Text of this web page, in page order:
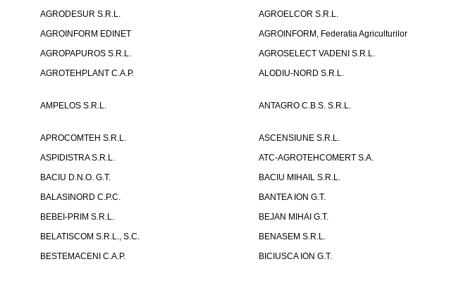
AGRODESUR S.R.L.
AGROELCOR S.R.L.
AGROINFORM EDINET
AGROINFORM, Federatia Agriculturilor
AGROPAPUROS S.R.L.
AGROSELECT VADENI S.R.L.
AGROTEHPLANT C.A.P.
ALODIU-NORD S.R.L.
AMPELOS S.R.L.
ANTAGRO C.B.S. S.R.L.
APROCOMTEH S.R.L.
ASCENSIUNE S.R.L.
ASPIDISTRA S.R.L.
ATC-AGROTEHCOMERT S.A.
BACIU D.N.O. G.T.
BACIU MIHAIL S.R.L.
BALASINORD C.P.C.
BANTEA ION G.T.
BEBEI-PRIM S.R.L.
BEJAN MIHAI G.T.
BELATISCOM S.R.L., S.C.
BENASEM S.R.L.
BESTEMACENI C.A.P.
BICIUSCA ION G.T.